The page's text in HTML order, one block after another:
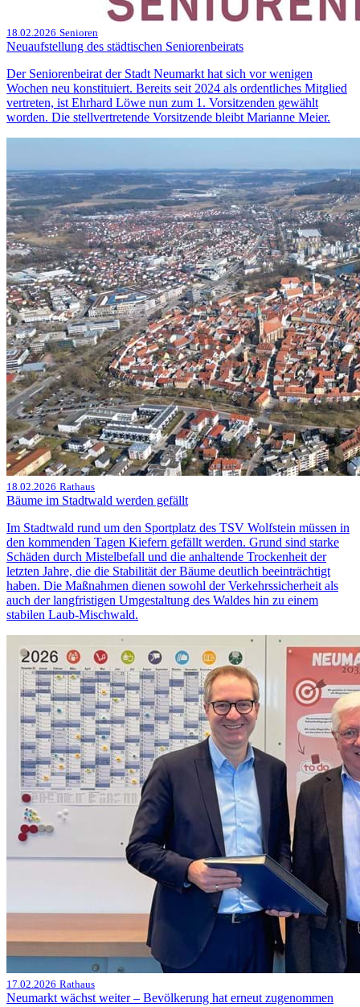
18.02.2026 Senioren
Neuaufstellung des städtischen Seniorenbeirats
Der Seniorenbeirat der Stadt Neumarkt hat sich vor wenigen
Wochen neu konstituiert. Bereits seit 2024 als ordentliches Mitglied
vertreten, ist Ehrhard Löwe nun zum 1. Vorsitzenden gewählt
worden. Die stellvertretende Vorsitzende bleibt Marianne Meier.
18.02.2026 Rathaus
Bäume im Stadtwald werden gefällt
Im Stadtwald rund um den Sportplatz des TSV Wolfstein müssen in
den kommenden Tagen Kiefern gefällt werden. Grund sind starke
Schäden durch Mistelbefall und die anhaltende Trockenheit der
letzten Jahre, die die Stabilität der Bäume deutlich beeinträchtigt
haben. Die Maßnahmen dienen sowohl der Verkehrssicherheit als
auch der langfristigen Umgestaltung des Waldes hin zu einem
stabilen Laub-Mischwald.
17.02.2026 Rathaus
Neumarkt wächst weiter – Bevölkerung hat erneut zugenommen